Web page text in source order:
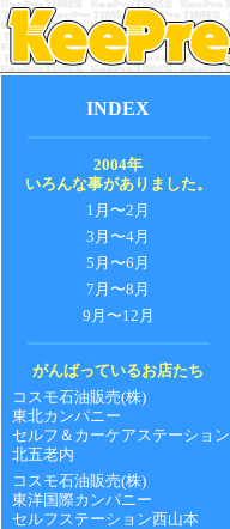
INDEX
2004年
いろんな事がありました。
1月〜2月
3月〜4月
5月〜6月
7月〜8月
9月〜12月
がんばっているお店たち
コスモ石油販売(株)
東北カンパニー
セルフ＆カーケアステーション
北五老内
コスモ石油販売(株)
東洋国際カンパニー
セルフステーション西山本